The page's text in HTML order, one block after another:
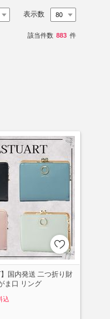
表示数
該当件数 883 件
】国内発送 二つ折り財
ま口 リング
込